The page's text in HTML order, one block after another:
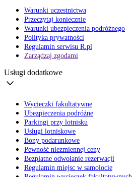
Warunki uczestnictwa
Przeczytaj koniecznie
Warunki ubezpieczenia podróżnego
Polityka prywatności
Regulamin serwisu R.pl
Zarządzaj zgodami
Usługi dodatkowe
Wycieczki fakultatywne
Ubezpieczenia podróżne
Parkingi przy lotnisku
Usługi lotniskowe
Bony podarunkowe
Pewność niezmiennej ceny
Bezpłatne odwołanie rezerwacji
Regulamin miejsc w samolocie